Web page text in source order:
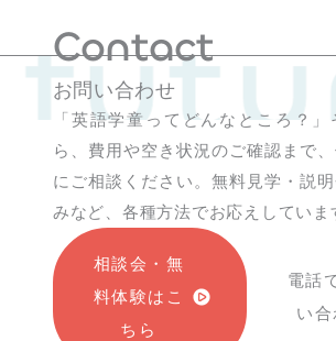
Contact
お問い合わせ
「英語学童ってどんなところ？
ら、費用や空き状況のご確認まで
にご相談ください。無料見学・説
みなど、各種方法でお応えしていま
相談会・無
料体験はこ
ちら
電話
い